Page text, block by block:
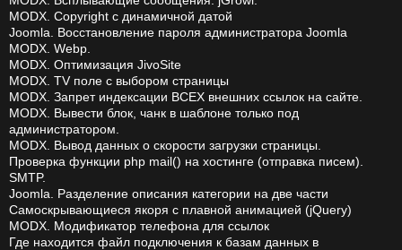
MODX. Copyright с динамичной датой
Joomla. Восстановление пароля администратора Joomla
MODX. Webp.
MODX. Оптимизация JivoSite
MODX. TV поле с выбором страницы
MODX. Запрет индексации ВСЕХ внешних ссылок на сайте.
MODX. Вывести блок, чанк в шаблоне только под
администратором.
MODX. Вывод данных о скорости загрузки страницы.
Проверка функции php mail() на хостинге (отправка писем).
SMTP.
Joomla. Разделение описания категории на две части
Самоскрывающиеся якоря с плавной анимацией (jQuery)
MODX. Модификатор телефона для ссылок
Где находится файл подключения к базам данных в